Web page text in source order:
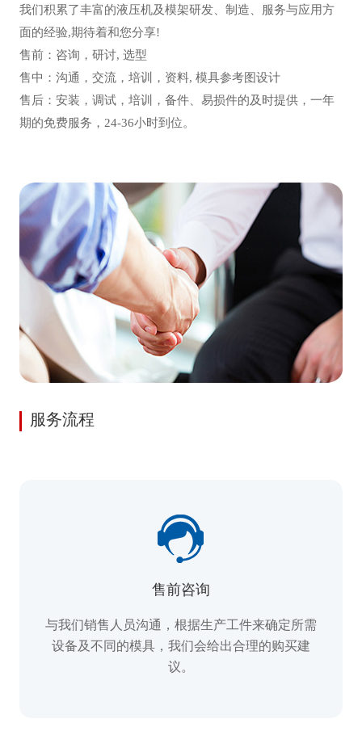
我们积累了丰富的液压机及模架研发、制造、服务与应用方
面的经验,期待着和您分享!
售前：咨询，研讨, 选型
售中：沟通，交流，培训，资料, 模具参考图设计
售后：安装，调试，培训，备件、易损件的及时提供，一年
期的免费服务，24-36小时到位。
服务流程
售前咨询
与我们销售人员沟通，根据生产工件来确定所需
设备及不同的模具，我们会给出合理的购买建
议。